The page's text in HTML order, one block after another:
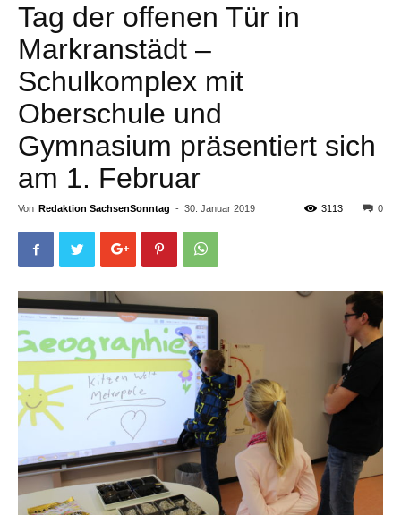
Tag der offenen Tür in
Markranstädt –
Schulkomplex mit
Oberschule und
Gymnasium präsentiert sich
am 1. Februar
Von Redaktion SachsenSonntag - 30. Januar 2019 0
3113